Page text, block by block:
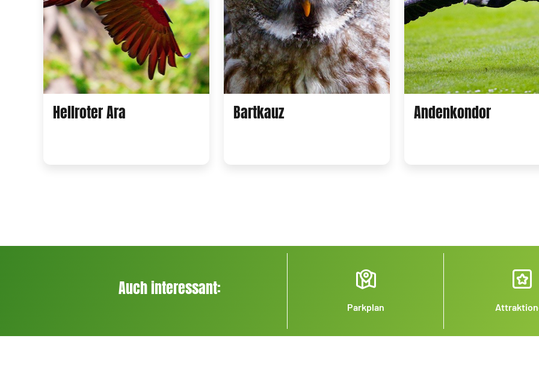
Hellroter Ara Bartkauz Andenkondor
Auch interessant:
Parkplan